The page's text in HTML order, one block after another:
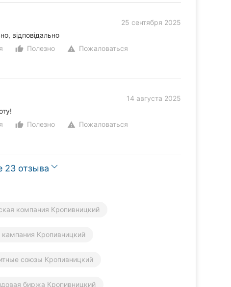
25 сентября 2025
відповідально
thumb_up_alt
Полезно warning Пожаловаться
14 августа 2025
thumb_up_alt
Полезно warning Пожаловаться
23 отзыва
компания Кропивницкий
Кропивницкий
союзы Кропивницкий
биржа Кропивницкий